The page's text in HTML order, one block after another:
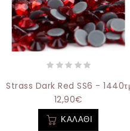
Strass Dark Red SS6 -
12,90€
ΚΑΛΆΘΙ